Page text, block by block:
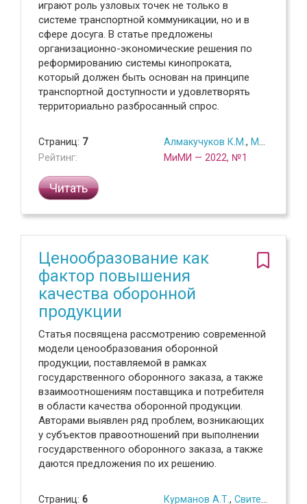
играют роль узловых точек не только в
системе транспортной коммуникации, но и в
сфере досуга. В статье предложены
организационно-экономические решения по
реформированию системы кинопроката,
который должен быть основан на принципе
транспортной доступности и удовлетворять
территориально разбросанный спрос.
Страниц: 7
Рейтинг:
Алмакучуков К.М. , Мусатов Б.В.
МиМИ — 2022, №1
Читать
Ценообразование как
фактор повышения
качества оборонной
продукции
Статья посвящена рассмотрению современной
модели ценообразования оборонной
продукции, поставляемой в рамках
государственного оборонного заказа, а также
взаимоотношениям поставщика и потребителя
в области качества оборонной продукции.
Авторами выявлен ряд проблем, возникающих
у субъектов правоотношений при выполнении
государственного оборонного заказа, а также
даются предложения по их решению.
Страниц: 6
Курманов А.Т., Свитенко А.А.